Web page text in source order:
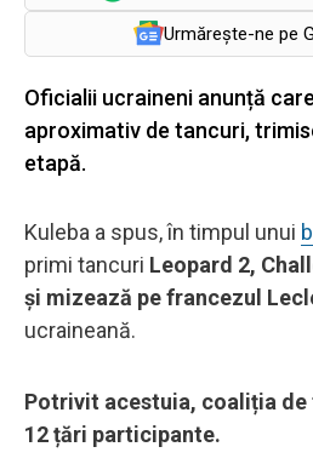
Urmărește-ne pe
Oficialii ucraineni anunță
aproximativ de tancuri,
etapă.
Kuleba a spus, în timpul unui
primi tancuri Leopard 2,
și mizează pe francezul
ucraineană.
Potrivit acestuia, coaliția
12 țări participante.